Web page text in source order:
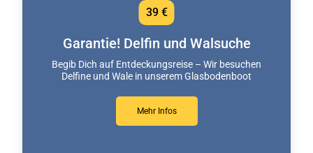
Garantie! Delfin und Walsuche
Begib Dich auf Entdeckungsreise – Wir besuchen
Delfine und Wale in unserem Glasbodenboot
Mehr Infos
39 €